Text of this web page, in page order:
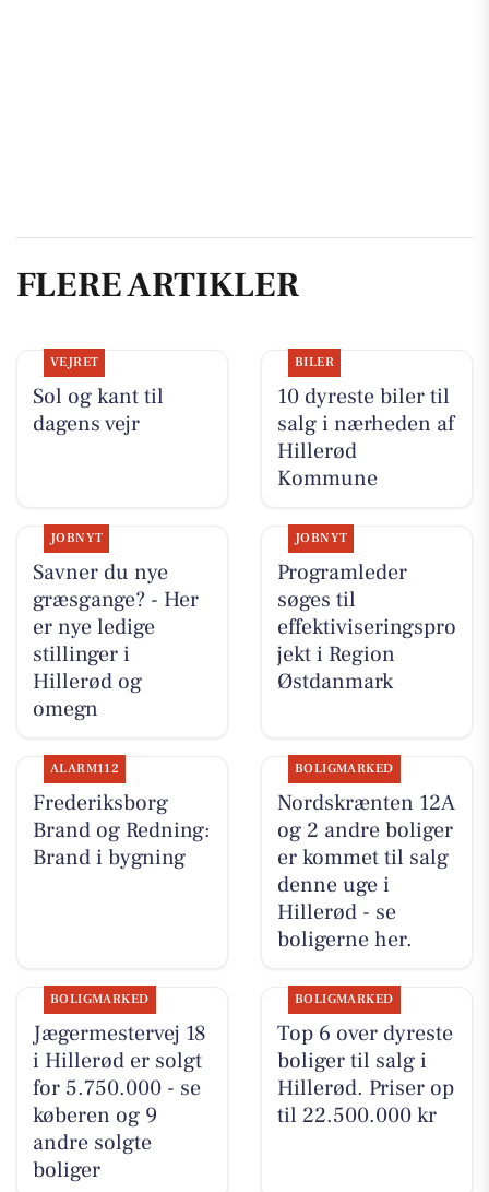
FLERE ARTIKLER
VEJRET
Sol og kant til
dagens vejr
BILER
10 dyreste biler til
salg i nærheden af
Hillerød
Kommune
JOBNYT
Savner du nye
græsgange? - Her
er nye ledige
stillinger i
Hillerød og
omegn
JOBNYT
Programleder
søges til
effektiviseringspro
jekt i Region
Østdanmark
ALARM112
Frederiksborg
Brand og Redning:
Brand i bygning
BOLIGMARKED
Nordskrænten 12A
og 2 andre boliger
er kommet til salg
denne uge i
Hillerød - se
boligerne her.
BOLIGMARKED
Jægermestervej 18
i Hillerød er solgt
for 5.750.000 - se
køberen og 9
andre solgte
boliger
BOLIGMARKED
Top 6 over dyreste
boliger til salg i
Hillerød. Priser op
til 22.500.000 kr